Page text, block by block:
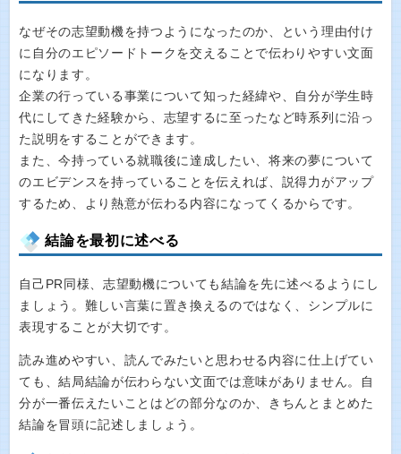
なぜその志望動機を持つようになったのか、という理由付け
に自分のエピソードトークを交えることで伝わりやすい文面
になります。
企業の行っている事業について知った経緯や、自分が学生時
代にしてきた経験から、志望するに至ったなど時系列に沿っ
た説明をすることができます。
また、今持っている就職後に達成したい、将来の夢について
のエビデンスを持っていることを伝えれば、説得力がアップ
するため、より熱意が伝わる内容になってくるからです。
結論を最初に述べる
自己PR同様、志望動機についても結論を先に述べるようにし
ましょう。難しい言葉に置き換えるのではなく、シンプルに
表現することが大切です。
読み進めやすい、読んでみたいと思わせる内容に仕上げてい
ても、結局結論が伝わらない文面では意味がありません。自
分が一番伝えたいことはどの部分なのか、きちんとまとめた
結論を冒頭に記述しましょう。